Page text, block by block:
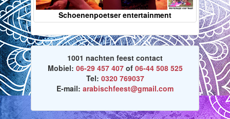
Schoenenpoetser entertainment
1001 nachten feest contact
Mobiel: 06-29 457 407of 06-44 508 525
Tel: 0320 769037
E-mail: arabischfeest@gmail.com